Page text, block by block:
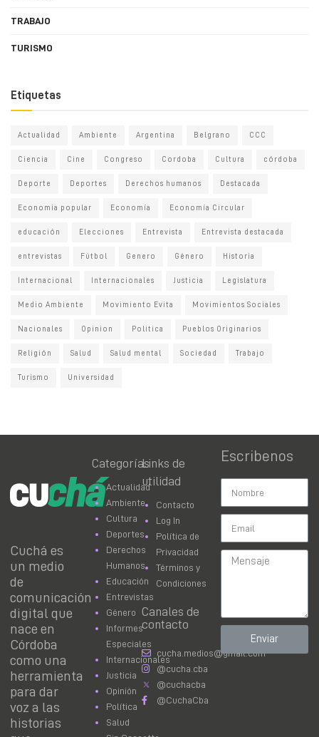
TRABAJO
TURISMO
Etiquetas
Actualidad Ambiente Argentina Belgrano CCC
Ciencia Cine Congreso Cordoba Cultura córdoba
Deporte Deportes Derechos humanos Destacada
Economia popular Economía Economía Circular
educación Elecciones Entrevista Entrevista destacada
entrevistas Fútbol Genero Género Historia
Internacional Internacionales Justicia Legislatura
Medio Ambiente Movimiento Evita Movimientos Sociales
Nacionales Opinion Politica Pueblos Originarios
Religión Salud Salud mental Sociedad Trabajo
Turismo Universidad
Cuchá es
un medio
de
comunicación
digital que
nace en
Córdoba
como una
herramienta
para dar
voz a las
historias
Categorías
Actualidad
Ambiente
Cultura
Deportes
Derechos
Humanos
Educación
Entrevistas
Género
Informes
Especiales
Internacionales
Justicia
Opinión
Política
Salud
Links de
utilidad
Contacto
Log In
Política de
Privacidad
Términos y
Condiciones
Canales de
contacto
cucha.medios@gmail.com
@cucha.cba
@cuchacba
@CuchaCba
Escribenos
Enviar